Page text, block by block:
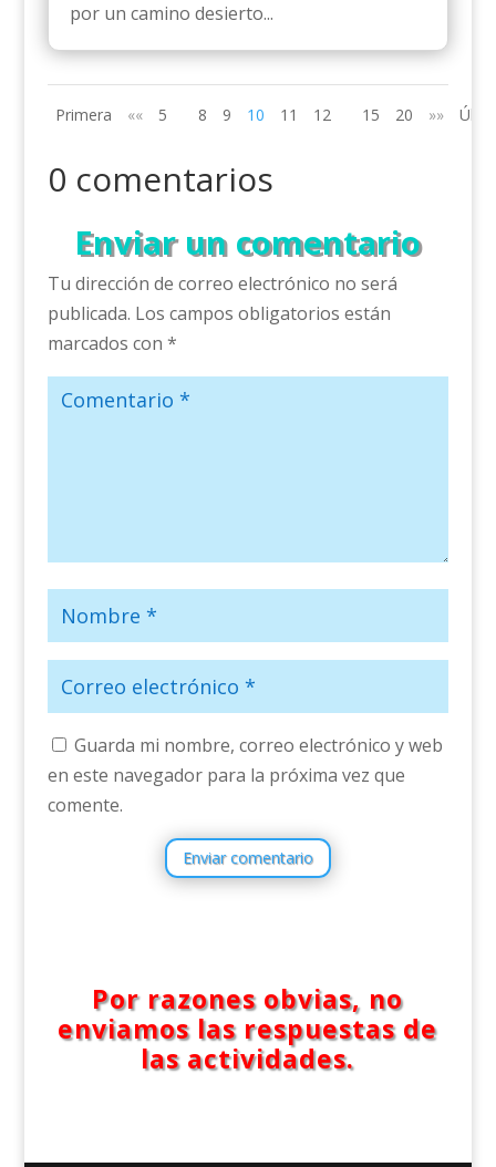
por un camino desierto...
Primera «« 5 8 9 10 11 12 15 20 »»
0 comentarios
Enviar un comentario
Tu dirección de correo electrónico no será
publicada. Los campos obligatorios están
marcados con *
Guarda mi nombre, correo electrónico y web
en este navegador para la próxima vez que
comente.
Enviar comentario
Por razones obvias, no
enviamos las respuestas de
las actividades.